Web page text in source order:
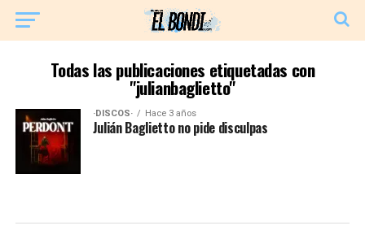
Todas las publicaciones etiquetadas con
"julianbaglietto"
·DISCOS· Hace 3 años
Julián Baglietto no pide disculpas